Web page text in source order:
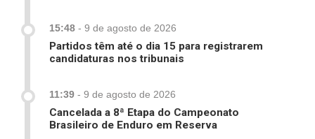
15:48 - 9 de agosto de 2026
Partidos têm até o dia 15 para registrarem
candidaturas nos tribunais
11:39 - 9 de agosto de 2026
Cancelada a 8ª Etapa do Campeonato
Brasileiro de Enduro em Reserva